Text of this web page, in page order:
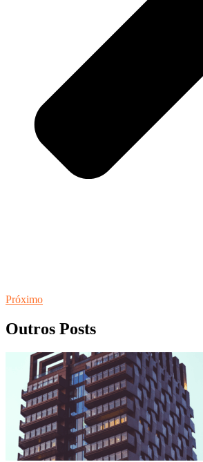
Próximo
Outros Posts